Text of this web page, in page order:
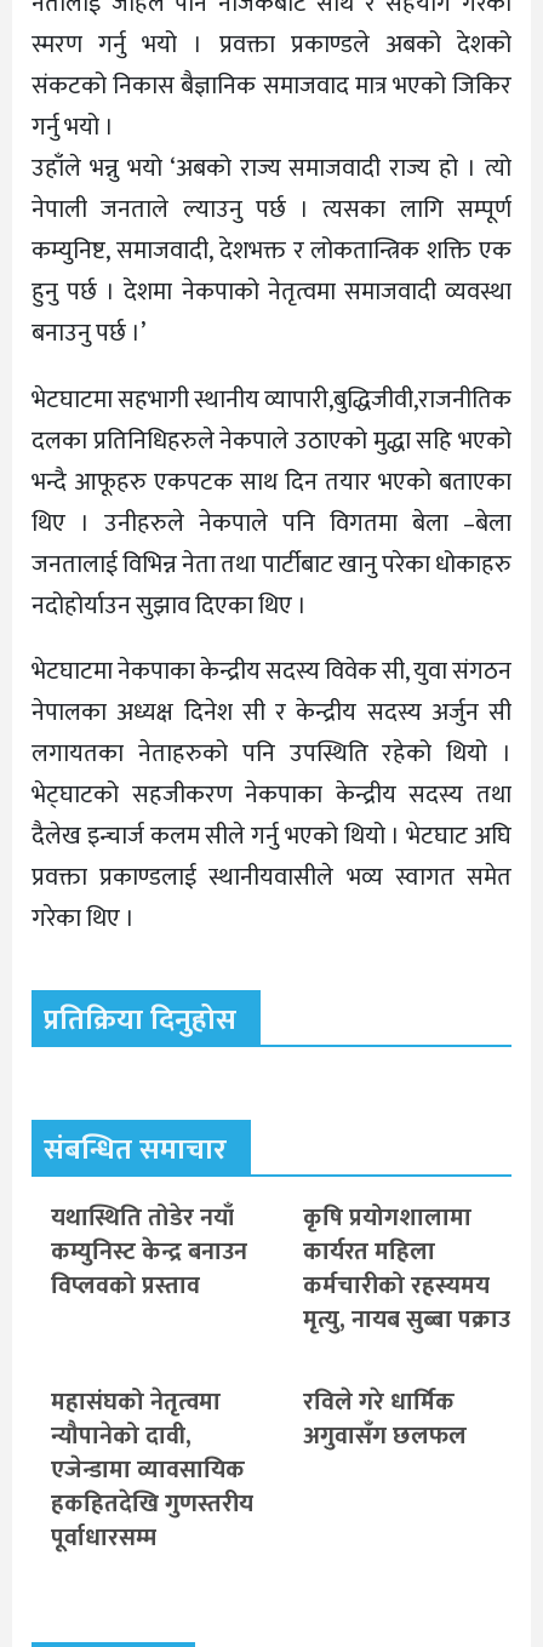
स्मरण गर्नु भयो । प्रवक्ता प्रकाण्डले अबको देशको
संकटको निकास बैज्ञानिक समाजवाद मात्र भएको जिकिर
गर्नु भयो ।
उहाँले भन्नु भयो ‘अबको राज्य समाजवादी राज्य हो । त्यो
नेपाली जनताले ल्याउनु पर्छ । त्यसका लागि सम्पूर्ण
कम्युनिष्ट, समाजवादी, देशभक्त र लोकतान्त्रिक शक्ति एक
हुनु पर्छ । देशमा नेकपाको नेतृत्वमा समाजवादी व्यवस्था
बनाउनु पर्छ ।’
भेटघाटमा सहभागी स्थानीय व्यापारी,बुद्धिजीवी,राजनीतिक
दलका प्रतिनिधिहरुले नेकपाले उठाएको मुद्धा सहि भएको
भन्दै आफूहरु एकपटक साथ दिन तयार भएको बताएका
थिए । उनीहरुले नेकपाले पनि विगतमा बेला –बेला
जनतालाई विभिन्न नेता तथा पार्टीबाट खानु परेका धोकाहरु
नदोहोर्याउन सुझाव दिएका थिए ।
भेटघाटमा नेकपाका केन्द्रीय सदस्य विवेक सी, युवा संगठन
नेपालका अध्यक्ष दिनेश सी र केन्द्रीय सदस्य अर्जुन सी
लगायतका नेताहरुको पनि उपस्थिति रहेको थियो ।
भेट्घाटको सहजीकरण नेकपाका केन्द्रीय सदस्य तथा
दैलेख इन्चार्ज कलम सीले गर्नु भएको थियो । भेटघाट अघि
प्रवक्ता प्रकाण्डलाई स्थानीयवासीले भव्य स्वागत समेत
गरेका थिए ।
प्रतिक्रिया दिनुहोस
संबन्धित समाचार
यथास्थिति तोडेर नयाँ
कम्युनिस्ट केन्द्र बनाउन
विप्लवको प्रस्ताव
कृषि प्रयोगशालामा
कार्यरत महिला
कर्मचारीको रहस्यमय
मृत्यु, नायब सुब्बा पक्राउ
महासंघको नेतृत्वमा
न्यौपानेको दावी,
एजेन्डामा व्यावसायिक
हकहितदेखि गुणस्तरीय
पूर्वाधारसम्म
रविले गरे धार्मिक
अगुवासँग छलफल